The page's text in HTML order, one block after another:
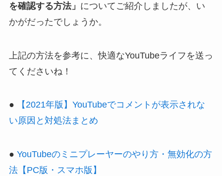
を確認する方法」 についてご紹介しましたが、い
かがだったでしょうか。
上記の方法を参考に、快適なYouTubeライフを送っ
てくださいね！
●
【2021年版】YouTubeでコメントが表示されな
い原因と対処法まとめ
● YouTubeのミニプレーヤーのやり方・無効化の方
法【PC版・スマホ版】